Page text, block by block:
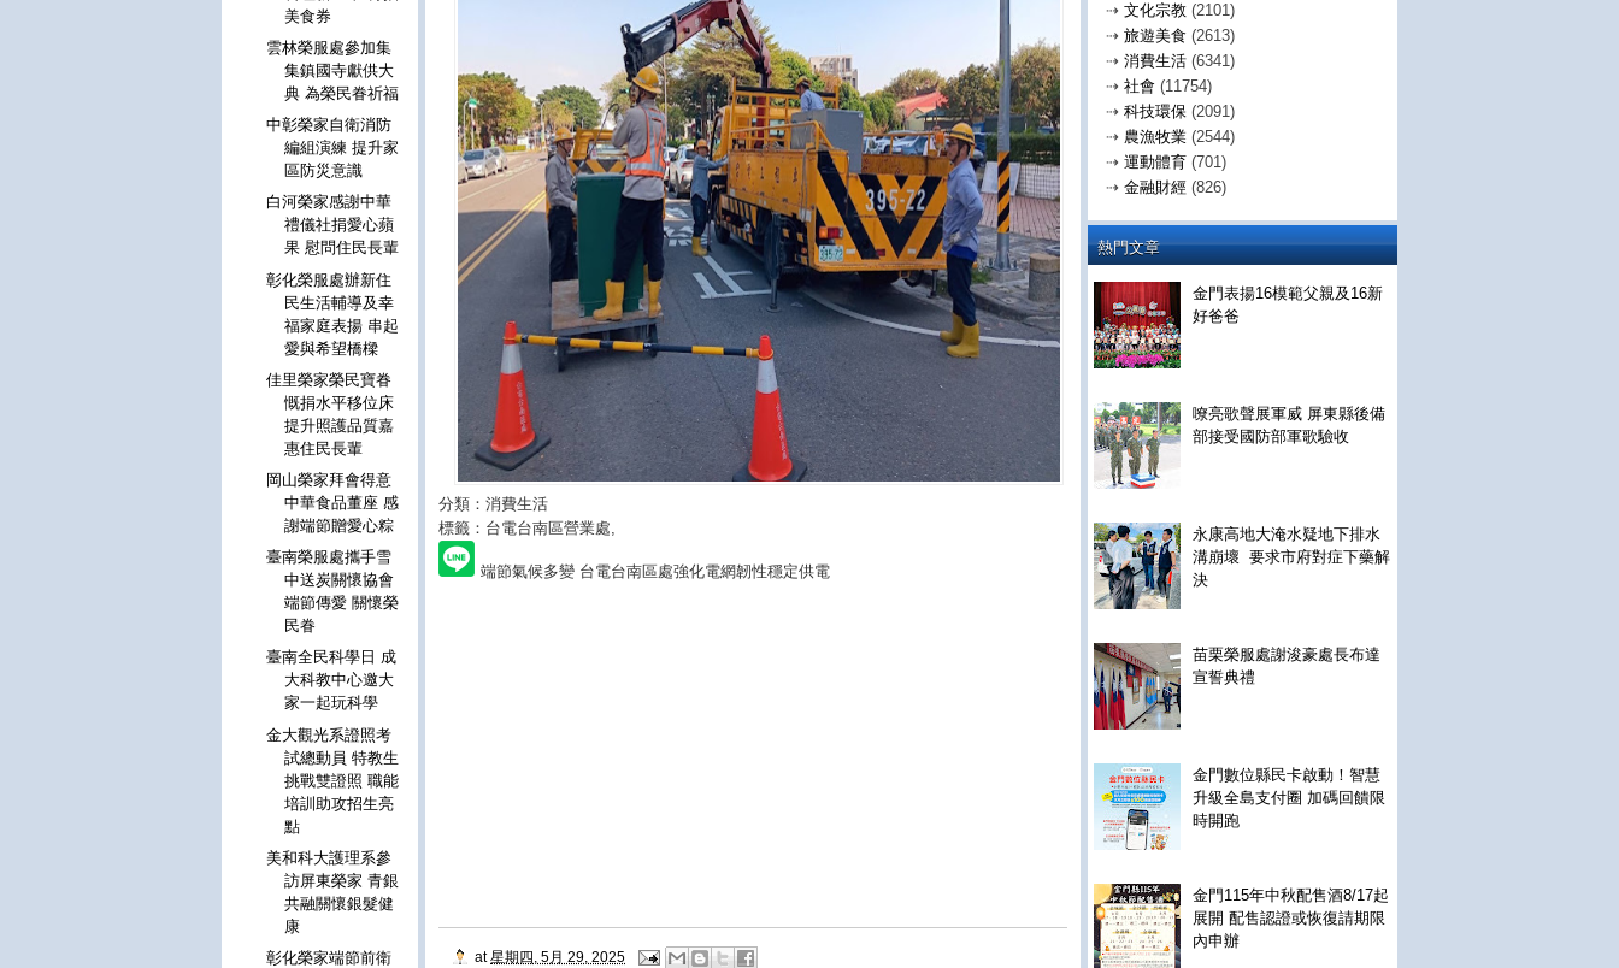
⇢ 文化宗教 (2101)
⇢ 旅遊美食 (2613)
⇢ 消費生活 (6341)
⇢ 社會 (11754)
⇢ 科技環保 (2091)
⇢ 農漁牧業 (2544)
⇢ 運動體育 (701)
⇢ 金融財經 (826)
熱門文章
金門表揚16模範父親及16新
好爸爸
嘹亮歌聲展軍威 屏東縣後備
部接受國防部軍歌驗收
永康高地大淹水疑地下排水
溝崩壞 要求市府對症下藥解
決
苗栗榮服處謝浚豪處長布達
宣誓典禮
金門數位縣民卡啟動！智慧
升級全島支付圈 加碼回饋限
時開跑
金門115年中秋配售酒8/17起
展開 配售認證或恢復請期限
內申辦
分類：消費生活
標籤：台電台南區營業處
端節氣候多變 台電台南區處強化電網韌性穩定供電
at 星期四, 5月 29, 2025
美食券
雲林榮服處參加集
集鎮國寺獻供大
典 為榮民眷祈福
中彰榮家自衛消防
編組演練 提升家
區防災意識
白河榮家感謝中華
禮儀社捐愛心蘋
果 慰問住民長輩
彰化榮服處辦新住
民生活輔導及幸
福家庭表揚 串起
愛與希望橋樑
佳里榮家榮民寶眷
慨捐水平移位床
提升照護品質嘉
惠住民長輩
岡山榮家拜會得意
中華食品董座 感
謝端節贈愛心粽
臺南榮服處攜手雪
中送炭關懷協會
端節傳愛 關懷榮
民眷
臺南全民科學日 成
大科教中心邀大
家一起玩科學
金大觀光系證照考
試總動員 特教生
挑戰雙證照 職能
培訓助攻招生亮
點
美和科大護理系參
訪屏東榮家 青銀
共融關懷銀髮健
康
彰化榮家端節前衛